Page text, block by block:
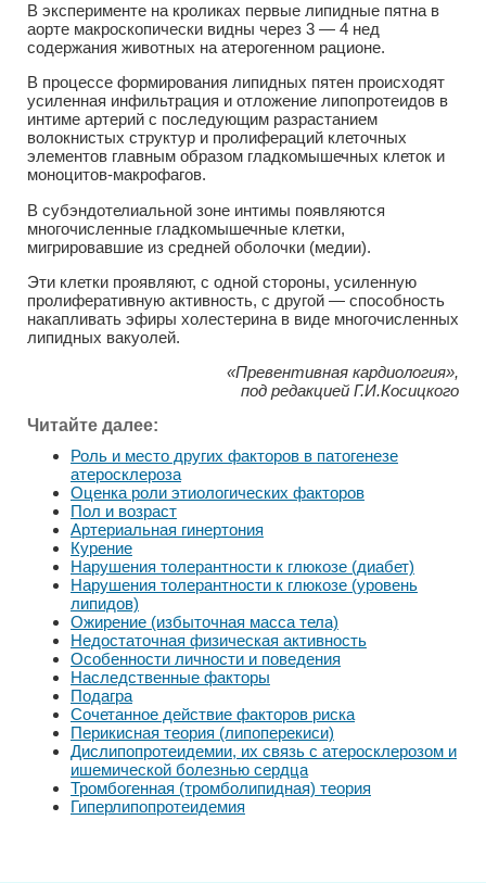
В эксперименте на кроликах первые липидные пятна в
аорте макроскопически видны через 3 — 4 нед
содержания животных на атерогенном рационе.
В процессе формирования липидных пятен происходят
усиленная инфильтрация и отложение липопротеидов в
интиме артерий с последующим разрастанием
волокнистых структур и пролифераций клеточных
элементов главным образом гладкомышечных клеток и
моноцитов-макрофагов.
В субэндотелиальной зоне интимы появляются
многочисленные гладкомышечные клетки,
мигрировавшие из средней оболочки (медии).
Эти клетки проявляют, с одной стороны, усиленную
пролиферативную активность, с другой — способность
накапливать эфиры холестерина в виде многочисленных
липидных вакуолей.
«Превентивная кардиология»,
под редакцией Г.И.Косицкого
Читайте далее:
Роль и место других факторов в патогенезе
атеросклероза
Оценка роли этиологических факторов
Пол и возраст
Артериальная гинертония
Курение
Нарушения толерантности к глюкозе (диабет)
Нарушения толерантности к глюкозе (уровень
липидов)
Ожирение (избыточная масса тела)
Недостаточная физическая активность
Особенности личности и поведения
Наследственные факторы
Подагра
Сочетанное действие факторов риска
Перикисная теория (липоперекиси)
Дислипопротеидемии, их связь с атеросклерозом и
ишемической болезнью сердца
Тромбогенная (тромболипидная) теория
Гиперлипопротеидемия